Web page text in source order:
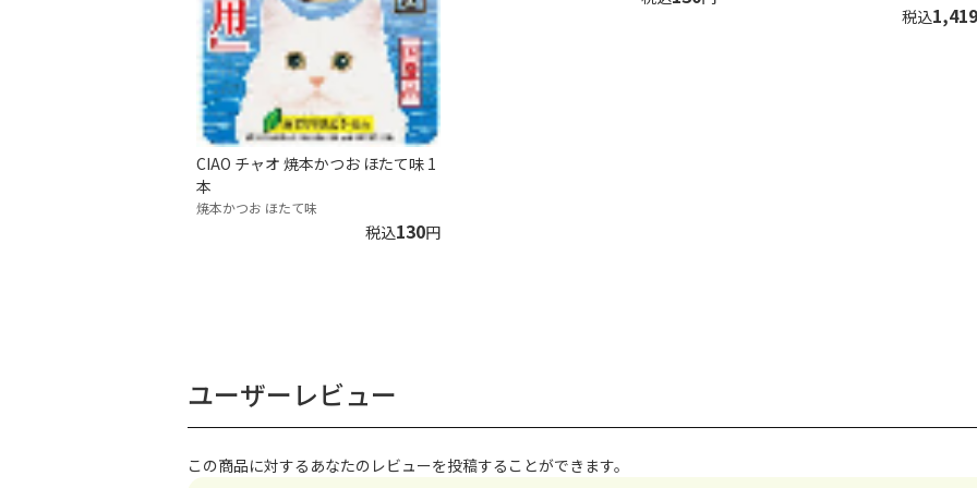
CIAO チャオ 焼本かつお ほたて味 1
本
焼本かつお ほたて味
税込130円
税込1,419
ユーザーレビュー
この商品に対するあなたのレビューを投稿することができます。